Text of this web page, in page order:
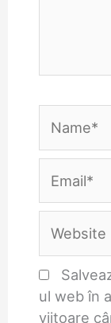
ul web în
viitoare